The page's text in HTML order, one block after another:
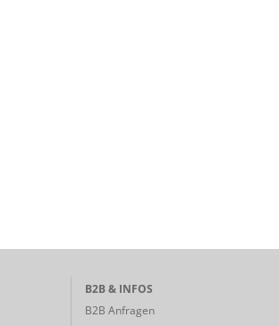
B2B & INFOS
B2B Anfragen